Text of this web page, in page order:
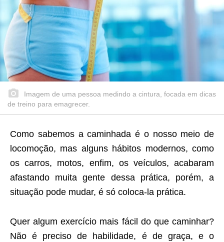
Imagem de uma pessoa medindo a cintura, focada em dicas
de treino para emagrecer.
Como sabemos a caminhada é o nosso meio de
locomoção, mas alguns hábitos modernos, como
os carros, motos, enfim, os veículos, acabaram
afastando muita gente dessa prática, porém, a
situação pode mudar, é só coloca-la prática.
Quer algum exercício mais fácil do que caminhar?
Não é preciso de habilidade, é de graça, e o